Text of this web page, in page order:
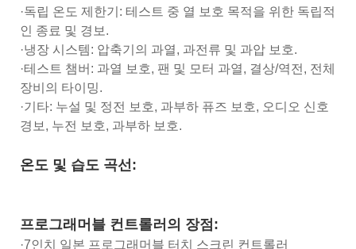
·독립 온도 제한기: 테스트 중 열 보호 목적을 위한 독립적
인 종료 및 경보.
·냉장 시스템: 압축기의 과열, 과전류 및 과압 보호.
·테스트 챔버: 과열 보호, 팬 및 모터 과열, 결상/역전, 전체
장비의 타이밍.
·기타: 누설 및 정전 보호, 과부하 퓨즈 보호, 오디오 신호
경보, 누전 보호, 과부하 보호.
온도 및 습도 곡선:
프로그래머블 컨트롤러의 장점:
·7인치 일본 프로그래머블 터치 스크린 컨트롤러